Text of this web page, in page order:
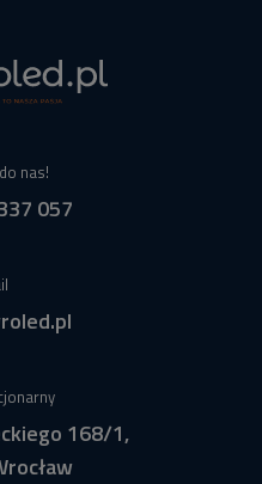
nas!
057
168/1,